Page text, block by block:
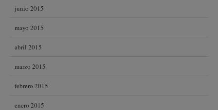
junio 2015
mayo 2015
abril 2015
marzo 2015
febrero 2015
enero 2015